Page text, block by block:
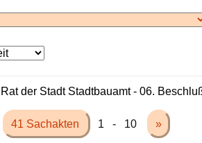
Rat der Stadt Stadtbauamt - 06.
41 Sachakten 1 - 10 »